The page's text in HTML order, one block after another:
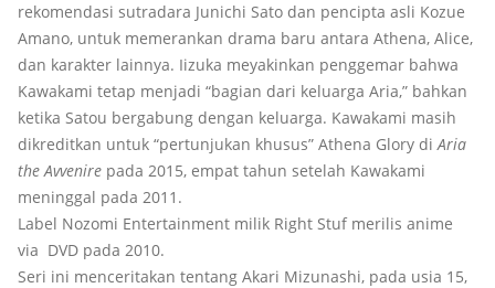
rekomendasi sutradara Junichi Sato dan pencipta asli Kozue
Amano, untuk memerankan drama baru antara Athena, Alice,
dan karakter lainnya. Iizuka meyakinkan penggemar bahwa
Kawakami tetap menjadi “bagian dari keluarga Aria,” bahkan
ketika Satou bergabung dengan keluarga. Kawakami masih
dikreditkan untuk “pertunjukan khusus” Athena Glory diAria
the Avvenire pada 2015, empat tahun setelah Kawakami
meninggal pada 2011.
Label Nozomi Entertainment milik Right Stuf merilis anime
via DVD pada 2010.
Seri ini menceritakan tentang Akari Mizunashi, pada usia 15,